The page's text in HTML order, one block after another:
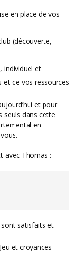
en place de vos
(découverte,
individuel et
et de vos ressources
seuls dans cette
en
avec Thomas :
et croyances